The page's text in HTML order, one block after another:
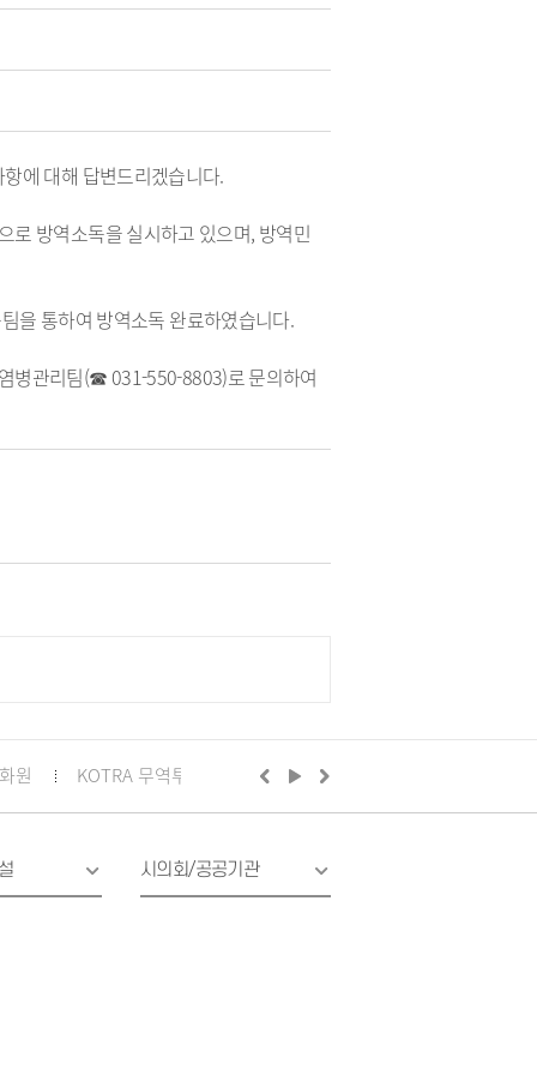
에 대해 답변드리겠습니다.
로 방역소독을 실시하고 있으며, 방역민
을 통하여 방역소독 완료하였습니다.
병관리팀(☎ 031-550-8803)로 문의하여
원 KOTRA 무역투자24 구리시의회
시의회/공공기관